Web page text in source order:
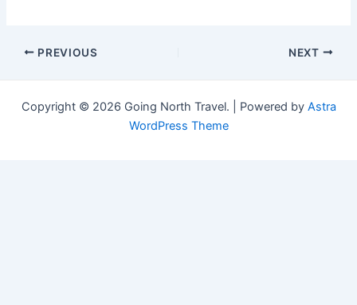
Post
PREVIOUS NEXT
Copyright © 2026 Going North Travel. | Powered by Astra
WordPress Theme